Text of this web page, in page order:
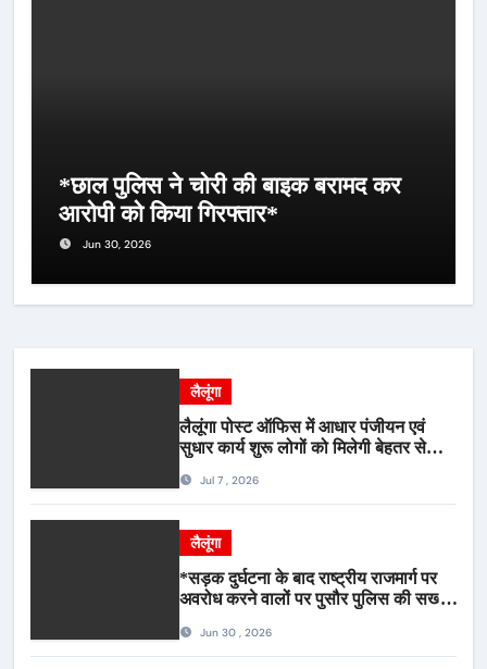
*छाल पुलिस ने चोरी की बाइक बरामद कर
आरोपी को किया गिरफ्तार*
Jun 30, 2026
लैलूंगा
लैलूंगा पोस्ट ऑफिस में आधार पंजीयन एवं
सुधार कार्य शुरू लोगों को मिलेगी बेहतर सेवा,
Jul 7 , 2026
लैलूंगा
*सड़क दुर्घटना के बाद राष्ट्रीय राजमार्ग पर
अवरोध करने वालों पर पुसौर पुलिस की सख्त
Jun 30 , 2026